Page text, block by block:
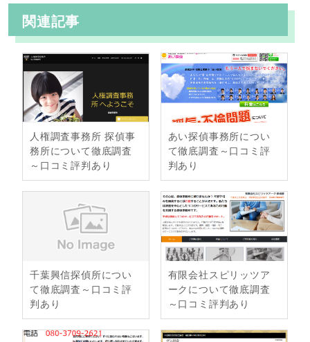
o r
関連記事
人権調査事務所 探偵事
務所について徹底調査
～口コミ評判あり
あい探偵事務所につい
て徹底調査～口コミ評
判あり
千葉興信探偵所につい
て徹底調査～口コミ評
判あり
有限会社スピリッツア
ークについて徹底調査
～口コミ評判あり